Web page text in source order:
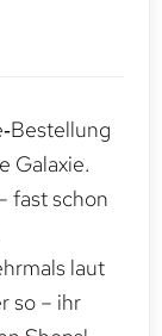
Galaxie.
fast schon
laut
so – ihr